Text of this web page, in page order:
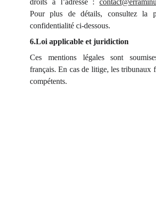
droits à l’adresse :
Pour plus de détails, consultez la
confidentialité ci-dessous.
6.Loi applicable et juridiction
Ces mentions légales sont
français. En cas de litige, les tribunaux
compétents.